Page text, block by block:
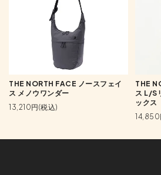
THE NORTH FACE ノースフェイ
ス メノウワンダー
13,210円(税込)
THE
ス L/S
ックス
14,850